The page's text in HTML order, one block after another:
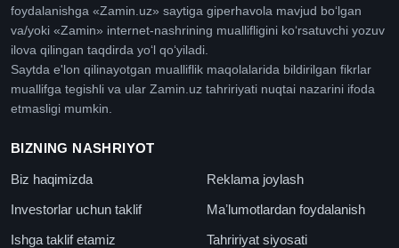
foydalanishga «Zamin.uz» saytiga giperhavola mavjud boʻlgan
va/yoki «Zamin» internet-nashrining muallifligini koʻrsatuvchi yozuv
ilova qilingan taqdirda yoʻl qoʻyiladi.
Saytda e'lon qilinayotgan mualliflik maqolalarida bildirilgan fikrlar
muallifga tegishli va ular Zamin.uz tahririyati nuqtai nazarini ifoda
etmasligi mumkin.
BIZNING NASHRIYOT
Biz haqimizda
Reklama joylash
Investorlar uchun taklif
Maʼlumotlardan foydalanish
Ishga taklif etamiz
Tahririyat siyosati